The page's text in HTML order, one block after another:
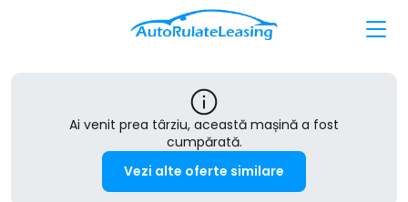
Ai venit prea târziu, această mașină a fost
cumpărată.
Vezi alte oferte similare